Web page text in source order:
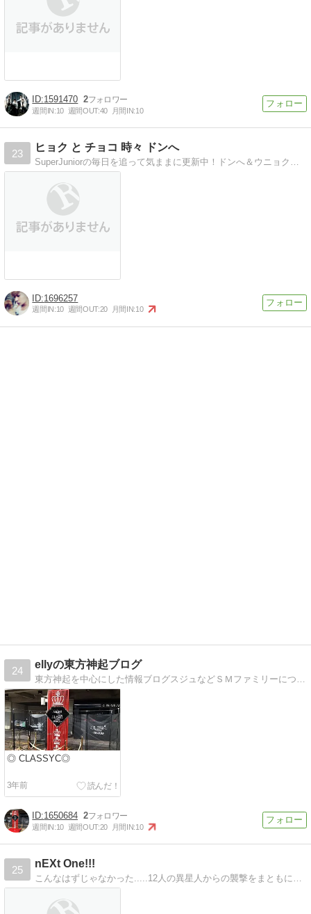
1591470 2
週間IN:10 週間OUT:40 月間IN:10
23
ヒョク と チョコ 時々 ドンへ
1696257
週間IN:10 週間OUT:20 月間IN:10
24
ellyの東方神起ブログ
◎ CLASSYC◎
3年前
1650684 2
週間IN:10 週間OUT:20 月間IN:10
25
nEXt One!!!